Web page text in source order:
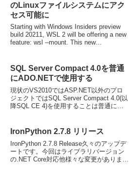
のLinuxファイルシステムにアク
セス可能に
Starting with Windows Insiders preview
build 20211, WSL 2 will be offering a new
feature: wsl --mount. This new
SQL Server Compact 4.0を普通
にADO.NETで使用する
現状のVS2010ではASP.NET以外のプロ
ジェクトではSQL Server Compact 4.0(以
降SQL CE 4)を使用することは普通には
いない。とくに...
IronPython 2.7.8 リリース
IronPython 2.7.8 Release久々のアップデ
ートです。今回はライブラリバージョン
の.NET Core対応他様々な変更がありまし